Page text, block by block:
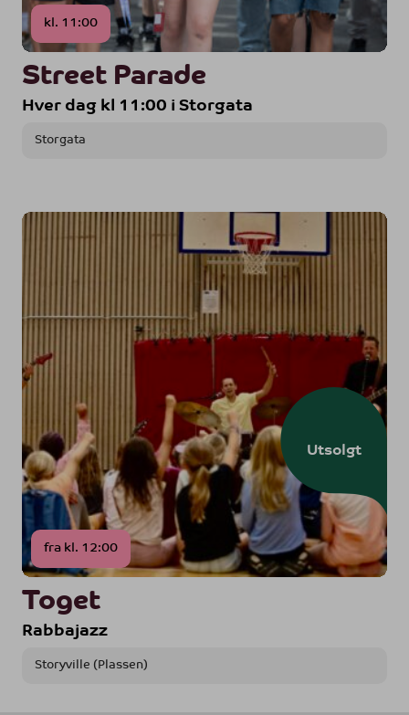
kl. 11:00
Street Parade
Hver dag kl 11:00 i Storgata
Storgata
fra kl. 12:00
Utsolgt
Toget
Rabbajazz
Storyville (Plassen)